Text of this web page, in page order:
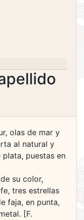
olas de mar y
al natural y
puestas en
su color,
tres estrellas
faja, en punta,
[F.